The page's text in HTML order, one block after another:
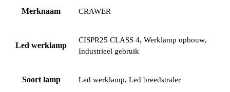
Merknaam CRAWER
Led werklamp
CISPR25 CLASS 4, Werklamp opbouw,
Industrieel gebruik
Soort lamp Led werklamp, Led breedstraler